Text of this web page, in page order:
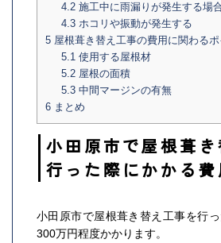
4.2施工中に雨漏りが発生する場
4.3ホコリや振動が発生する
5 屋根葺き替え工事の費用に関わる
5.1使用する屋根材
5.2屋根の面積
5.3中間マージンの有無
6 まとめ
小田原市で屋根葺
行った際にかかる
小田原市で屋根葺き替え工事を行
300万円程度かかります。